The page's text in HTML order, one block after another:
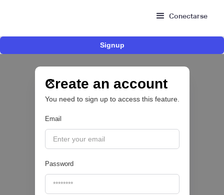
Conectarse
Signup
Create an account
You need to sign up to access this feature.
Email
Password
IA para automatizar la gestión de tesorería de
las PYMEs
BFM 👔
July 28